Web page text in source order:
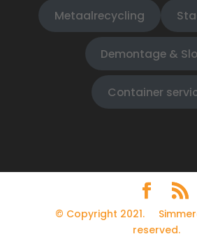
Metaalrecycling
Demontage &
Container
© Copyright 2021.
reserved.